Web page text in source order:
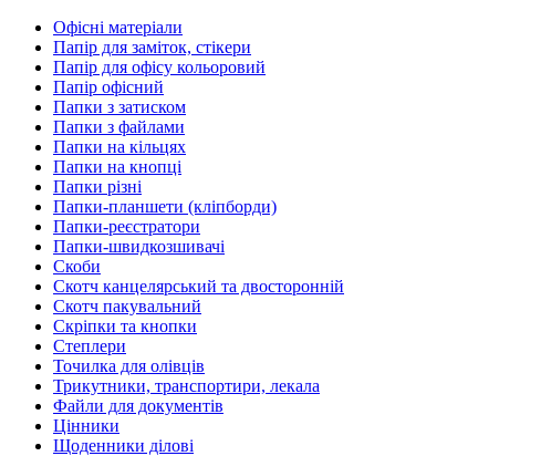
Офісні матеріали
Папір для заміток, стікери
Папір для офісу кольоровий
Папір офісний
Папки з затиском
Папки з файлами
Папки на кільцях
Папки на кнопці
Папки різні
Папки-планшети (кліпборди)
Папки-реєстратори
Папки-швидкозшивачі
Скоби
Скотч канцелярський та двосторонній
Скотч пакувальний
Скріпки та кнопки
Степлери
Точилка для олівців
Трикутники, транспортири, лекала
Файли для документів
Цінники
Щоденники ділові